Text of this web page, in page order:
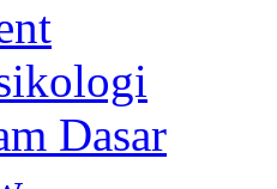
Dasar